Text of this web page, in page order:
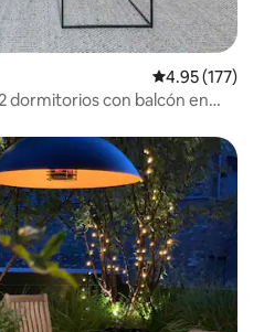
Calificación
4.95 (177)
dormitorios con balcón en